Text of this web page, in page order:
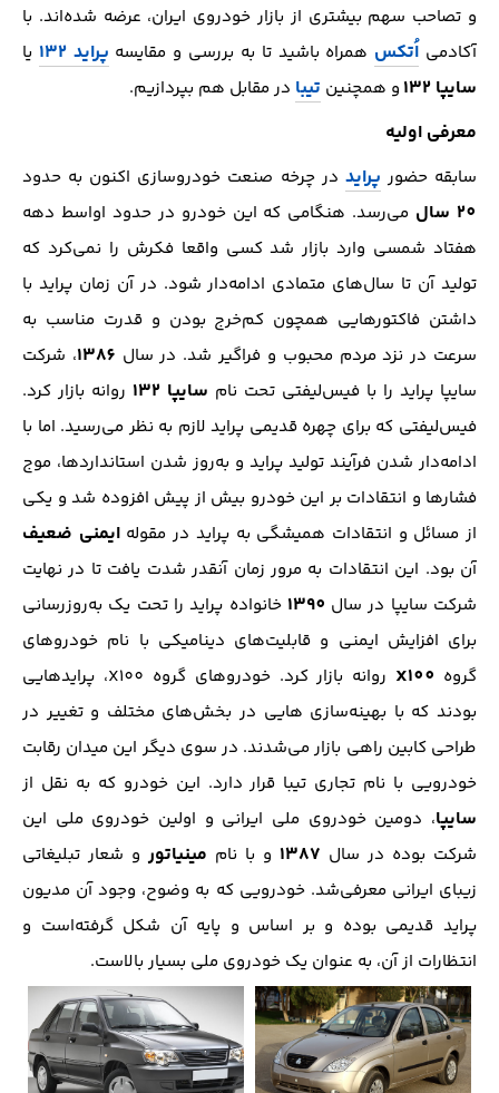
و تصاحب سهم بیشتری از بازار خودروی ایران، عرضه شده‌اند. با
آکادمی اُتکس همراه باشید تا به بررسی و مقایسه پراید 132 یا
سایپا 132 و همچنین تیبا در مقابل هم بپردازیم.
معرفی اولیه
سابقه حضور پراید در چرخه صنعت خودرو‌سازی اکنون به حدود
20 سال
می‌رسد. هنگامی که این خودرو در حدود اواسط دهه
هفتاد شمسی وارد بازار شد کسی واقعا فکرش را نمی‌کرد که
تولید آن تا سال‌های متمادی ادامه‌دار شود. در آن زمان پراید با
داشتن فاکتور‌هایی همچون کم‌خرج بودن و قدرت مناسب به
سرعت در نزد مردم محبوب و فراگیر شد. در سال 1386، شرکت
سایپا پراید را با فیس‌لیفتی تحت نام سایپا 132
روانه بازار کرد.
فیس‌لیفتی که برای چهره قدیمی پراید لازم به نظر می‌رسید. اما با
ادامه‌دار شدن فرآیند تولید پراید و به‌روز شدن استاندارد‌ها، موج
فشار‌ها و انتقاد‌ات بر این خودرو بیش از پیش افزوده شد و یکی
از مسائل و انتقادات همیشگی به پراید در مقولهایمنی ضعیف
آن بود. این انتقادات به مرور زمان آنقدر شدت یافت تا در نهایت
شرکت سایپا در سال
خانواده‌ پراید را تحت یک به‌روز‌رسانی
برای افزایش ایمنی و قابلیت‌های دینامیکی با نام خودرو‌های
گروه
روانه بازار کرد. خودرو‌های گروه X100، پراید‌هایی
بودند که با بهینه‌سازی هایی در بخش‌های مختلف و تغییر در
طراحی کابین راهی بازار می‌شدند. در سوی دیگر این میدان رقابت
خودرویی با نام تجاری تیبا قرار دارد. این خودرو که به نقل از
سایپا، دومین خودروی ملی ایرانی و اولین خودروی ملی این
شرکت بوده در سال 1387 و با نام مینیاتورو شعار تبلیغاتی
زیبای ایرانی معرفی‌شد. خودرویی که به وضوح، وجود آن مدیون
پراید قدیمی بوده و بر اساس و پایه آن شکل گرفته‌است و
انتظارات از آن، به عنوان یک خودروی ملی بسیار بالاست.